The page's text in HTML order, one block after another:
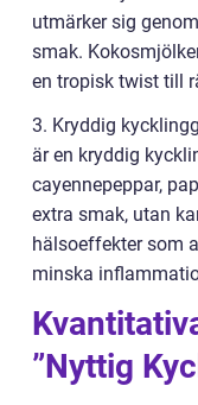
utmärker sig
smak.
en tropisk twist till
3. Kryddig
är en kryddig
cayennepeppar,
extra smak, utan
hälsoeffekter som
minska
”Nyttig